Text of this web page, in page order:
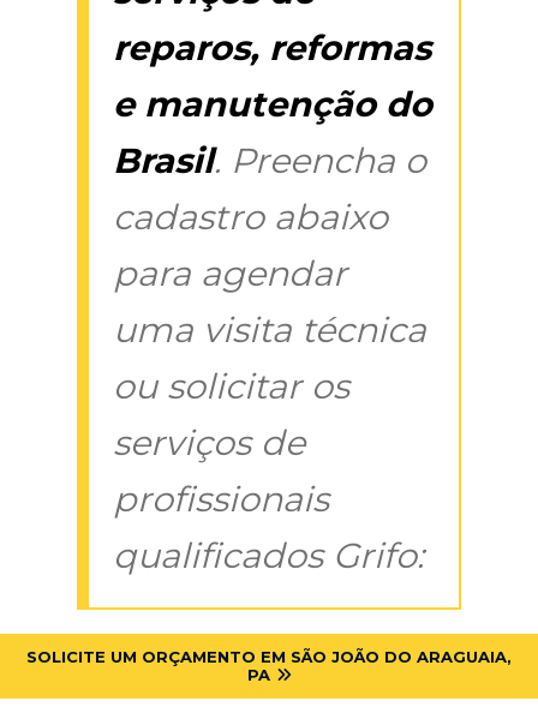
reparos, reformas
e manutenção do
Brasil. Preencha o
cadastro abaixo
para agendar
uma visita técnica
ou solicitar os
serviços de
profissionais
qualificados Grifo:
SOLICITE UM ORÇAMENTO EM SÃO JOÃO DO ARAGUAIA,
PA